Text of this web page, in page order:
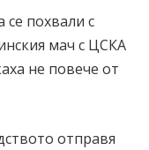
похвали с
мач с ЦСКА
не повече от
отправя